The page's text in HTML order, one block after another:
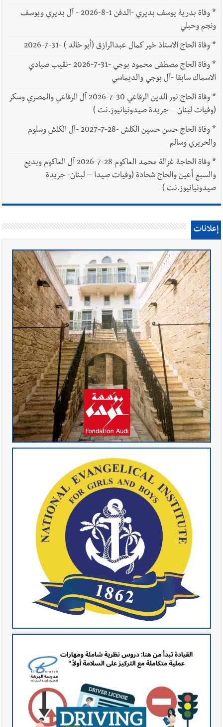
*
وفاة بدرية يوسف بديري -الدفن 1-8-2026 - آل بديري ويوسف
ونجم وحبلي
*وفاة الحاج الاستاذ خير كمال عبدالرازق (أبو خالد ) -31-7-2026
*
وفاة الحاج مصطفى محمود بوجي -31-7-2026 -نقيب صيادي
الاسماك سابقا -آل بوجي والديماسي
*
وفاة الحاج نور الدين الرفاعي 30-7-2026 آل الرفاعي والمصري وسكر
(وفيات لبنان – جريدة صيدونيانيوز.نت )
*
وفاة الحاج حسن حسين الكلش -28-7-2027 -آل الكلش وسلوم
والحريري وسالم
*
وفاة الحاجة غزالة محمد العاكوم 28-7-2026 آل العاكوم وبديع
والسبع أعين والحاج شحادة (وفيات صيدا – لبنان- جريدة
صيدونيانيوز.نت )
إعلانات